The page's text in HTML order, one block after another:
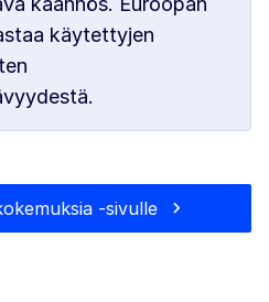
käytettyjen
-sivulle